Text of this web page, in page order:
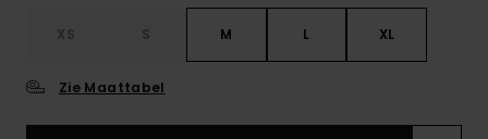
XS S M L XL
Zie Maattabel